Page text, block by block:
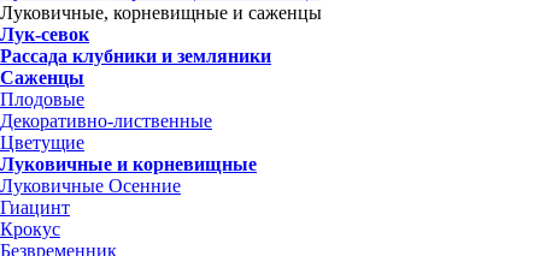
Луковичные, корневищные и саженцы
Лук-севок
Рассада клубники и земляники
Саженцы
Плодовые
Декоративно-лиственные
Цветущие
Луковичные и корневищные
Луковичные Осенние
Гиацинт
Крокус
Безвременник